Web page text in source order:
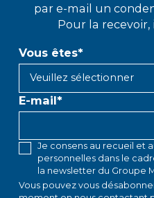
par e-mail un
Pour la recevoir,
Vous êtes*
E-mail*
Je consens au recueil et
personnelles dans le
la newsletter du Groupe
Vous pouvez vous